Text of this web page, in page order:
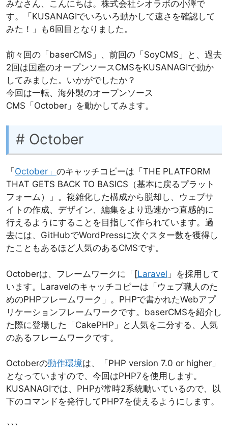
みなさん、こんにちは。株式会社シオラボの小澤で
す。「KUSANAGIでいろいろ動かして速さを確認して
みた！」も6回目となりました。
前々回の「baserCMS」、前回の「SoyCMS」と、過去
2回は国産のオープンソースCMSをKUSANAGIで動か
してみました。いかがでしたか？
今回は一転、海外製のオープンソース
CMS「October」を動かしてみます。
# October
「 October」 のキャッチコピーは「THE PLATFORM
THAT GETS BACK TO BASICS（基本に戻るプラット
フォーム）」。複雑化した構成から脱却し、ウェブサ
イトの作成、デザイン、編集をより迅速かつ直感的に
行えるようにすることを目指して作られています。過
去には、GitHubでWordPressに次ぐスター数を獲得し
たこともあるほど人気のあるCMSです。
Octoberは、フレームワークに「[Laravel 」を採用して
います。Laravelのキャッチコピーは「ウェブ職人のた
めのPHPフレームワーク」。PHPで書かれたWebアプ
リケーションフレームワークです。baserCMSを紹介し
た際に登場した「CakePHP」と人気を二分する、人気
のあるフレームワークです。
Octoberの動作環境は、「PHP version 7.0 or higher」
となっていますので、今回はPHP7を使用します。
KUSANAGIでは、PHPが常時2系統動いているので、以
下のコマンドを発行してPHP7を使えるようにします。
```